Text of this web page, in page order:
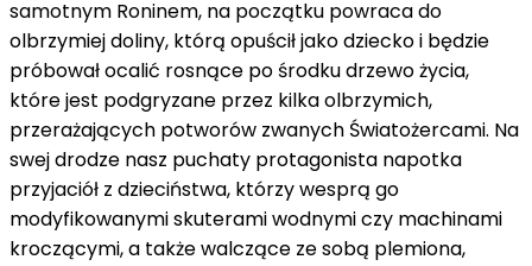
samotnym Roninem, na początku powraca do
olbrzymiej doliny, którą opuścił jako dziecko i będzie
próbował ocalić rosnące po środku drzewo życia,
które jest podgryzane przez kilka olbrzymich,
przerażających potworów zwanych Światożercami. Na
swej drodze nasz puchaty protagonista napotka
przyjaciół z dzieciństwa, którzy wesprą go
modyfikowanymi skuterami wodnymi czy machinami
kroczącymi, a także walczące ze sobą plemiona,